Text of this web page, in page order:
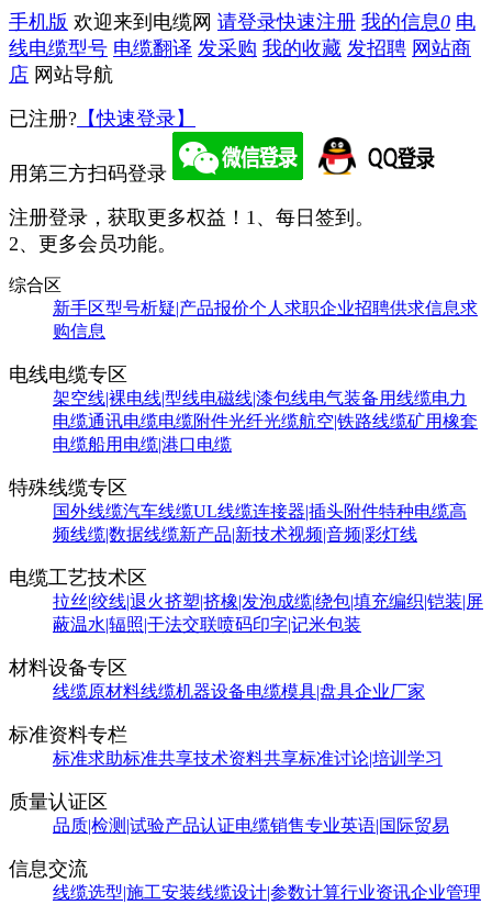
手机版 欢迎来到电缆网 请登录快速注册 我的信息0 电
线电缆型号 电缆翻译 发采购 我的收藏 发招聘 网站商
店 网站导航
已注册? 【快速登录】
用第三方扫码登录
注册登录，获取更多权益！ 1、每日签到。
2、更多会员功能。
综合区
新手区型号析疑|产品报价个人求职企业招聘供求信息求
购信息
电线电缆专区
架空线|裸电线|型线电磁线|漆包线电气装备用线缆电力
电缆通讯电缆电缆附件光纤光缆航空|铁路线缆矿用橡套
电缆船用电缆|港口电缆
特殊线缆专区
国外线缆汽车线缆UL线缆连接器|插头附件特种电缆高
频线缆|数据线缆新产品|新技术视频|音频|彩灯线
电缆工艺技术区
拉丝|绞线|退火挤塑|挤橡|发泡成缆|绕包|填充编织|铠装|屏
蔽温水|辐照|干法交联喷码印字|记米包装
材料设备专区
线缆原材料线缆机器设备电缆模具|盘具企业厂家
标准资料专栏
标准求助标准共享技术资料共享标准讨论|培训学习
质量认证区
品质|检测|试验产品认证电缆销售专业英语|国际贸易
信息交流
线缆选型|施工安装线缆设计|参数计算行业资讯企业管理